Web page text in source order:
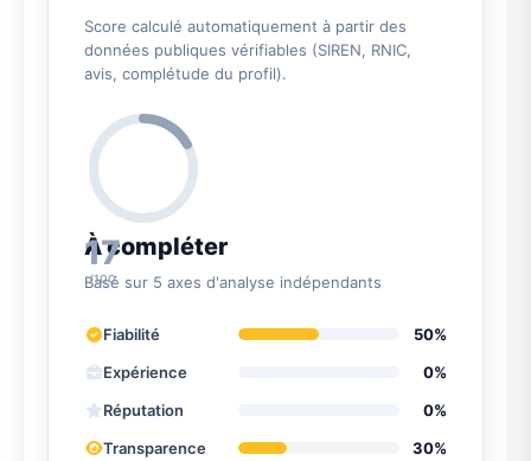
Score calculé automatiquement à partir des
données publiques vérifiables (SIREN, RNIC,
avis, complétude du profil).
17
/100
À compléter
Basé sur 5 axes d'analyse indépendants
Fiabilité
50%
Expérience
0%
Réputation
0%
Transparence
30%